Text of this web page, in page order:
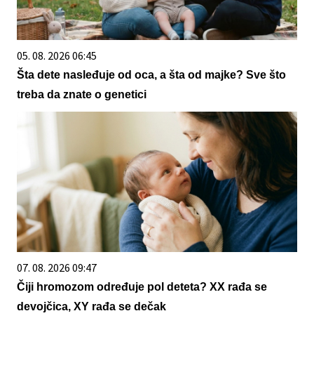
05. 08. 2026 06:45
Šta dete nasleđuje od oca, a šta od majke? Sve što
treba da znate o genetici
07. 08. 2026 09:47
Čiji hromozom određuje pol deteta? XX rađa se
devojčica, XY rađa se dečak